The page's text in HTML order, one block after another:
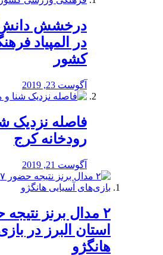
درخشش دانش
در المپیاد
کشور
آگوست 23, 2019
️فاصله نزدیک
رودخانه کرج
آگوست 21, 2019
استان البرز در
هانگژو